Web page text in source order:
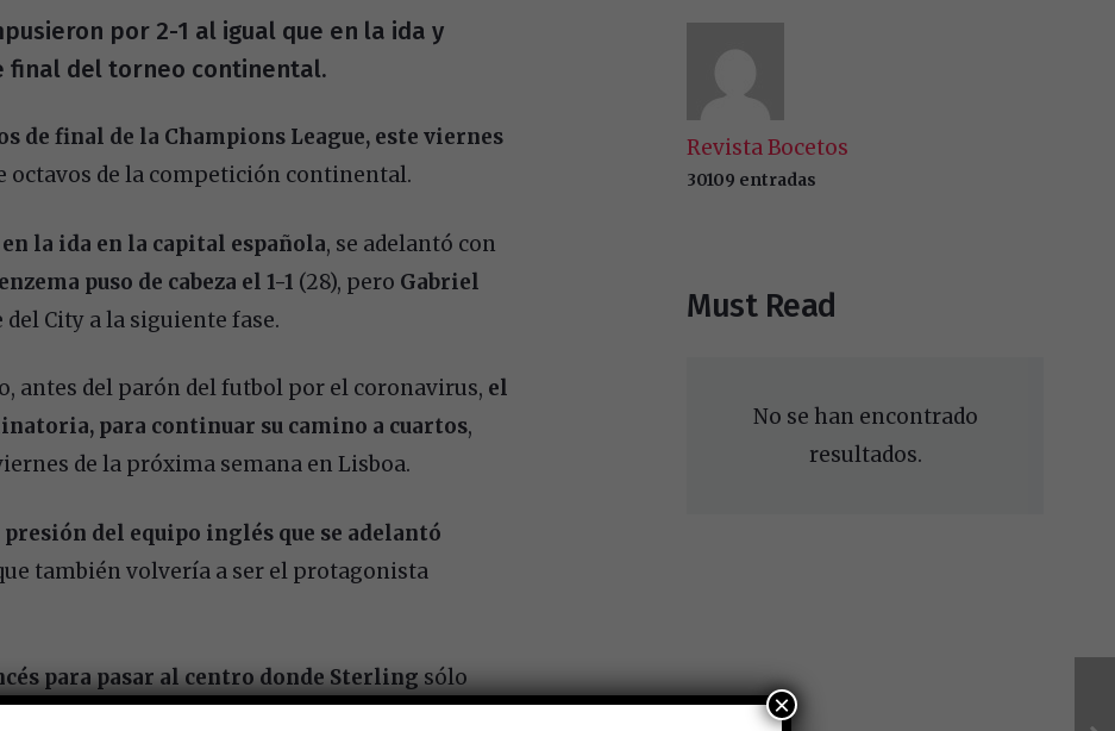
por 2-1 al igual que en la ida y
final del torneo continental.
de final de la Champions League, este viernes
octavos de la competición continental.
la ida en la capital española, se adelantó con
puso de cabeza el 1-1 (28), pero Gabriel
del City a la siguiente fase.
antes del parón del futbol por el coronavirus, el
para continuar su camino a cuartos,
de la próxima semana en Lisboa.
del equipo inglés que se adelantó
también volvería a ser el protagonista
para pasar al centro donde Sterling sólo
(9).
Revista Bocetos
30109 entradas
Must Read
No se han encontrado
resultados.
×